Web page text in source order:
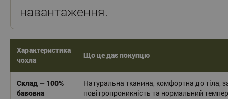
навантаження.
Характеристика
чохла
Що це дає покупцю
Склад — 100%
бавовна
Натуральна тканина, комфортна до тіла,
повітропроникність та нормальний